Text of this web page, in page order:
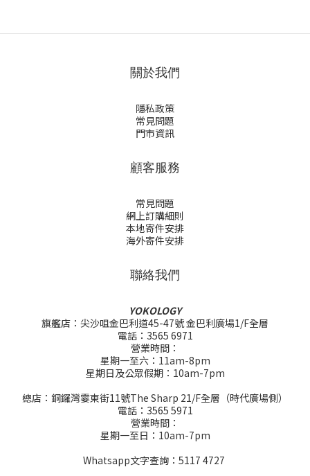
關於我們
隱私政策
常見問題
門市資訊
顧客服務
常見問題
網上訂購細則
本地寄件安排
海外寄件安排
聯絡我們
YOKOLOGY
旗艦店：尖沙咀金巴利道45-47號 金巴利廣場1/F全層
電話：3565 6971
營業時間：
星期一至六：11am-8pm
星期日及公眾假期：10am-7pm
總店：銅鑼灣霎東街11號The Sharp 21/F全層（時代廣場側）
電話：3565 5971
營業時間：
星期一至日：10am-7pm
Whatsapp文字查詢：5117 4727